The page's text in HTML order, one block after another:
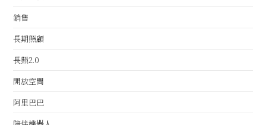
銷售
長期照顧
長照2.0
開放空間
阿里巴巴